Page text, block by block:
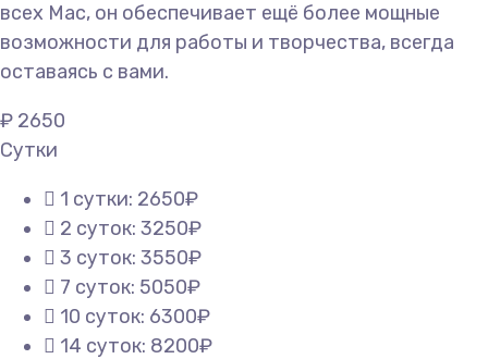
всех Mac, он обеспечивает ещё более мощные
возможности для работы и творчества, всегда
оставаясь с вами.
₽ 2650
Сутки
1 сутки: 2650₽
2 суток: 3250₽
3 суток: 3550₽
7 суток: 5050₽
10 суток: 6300₽
14 суток: 8200₽